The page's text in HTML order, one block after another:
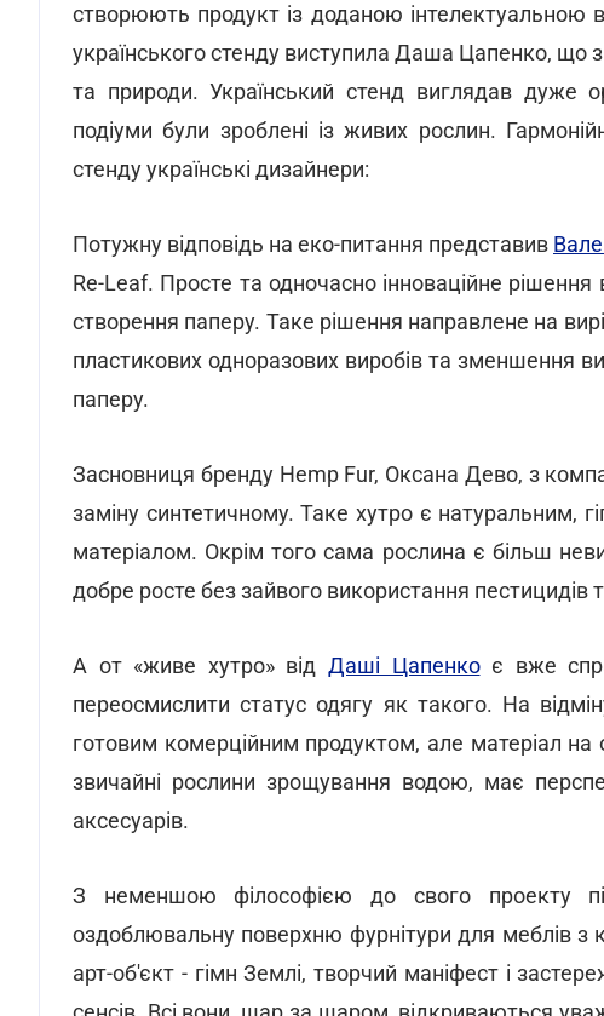
створюють продукт із доданою інтелектуальною
українського стенду виступила Даша Цапенко, що
та природи. Український стенд виглядав дуже
подіуми були зроблені із живих рослин.
стенду українські дизайнери:
Потужну відповідь на еко-питання представив
Re-Leaf. Просте та одночасно інноваційне
створення паперу. Таке рішення направлене на
пластикових одноразових виробів та зменшення
паперу.
Засновниця бренду Hemp Fur, Оксана Дево, з
заміну синтетичному. Таке хутро є натуральним,
матеріалом. Окрім того сама рослина є більш
добре росте без зайвого використання пестицидів
А от «живе хутро» від Даші Цапенкоє вже
переосмислити статус одягу як такого. На
готовим комерційним продуктом, але матеріал на
звичайні рослини зрощування водою, має
аксесуарів.
З неменшою філософією до свого проекту
оздоблювальну поверхню фурнітури для меблів з
арт-об'єкт - гімн Землі, творчий маніфест і